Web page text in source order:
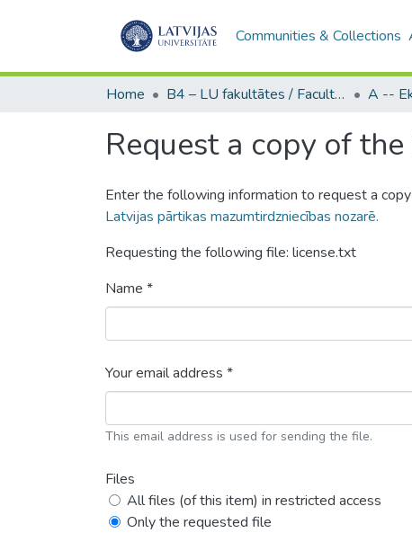
Communities & Collections
Home B4 – LU fakultātes / Faculties of the UL
Request a copy of
Enter the following information to request a
Latvijas pārtikas mazumtirdzniecības nozarē.
Requesting the following file: license.txt
Name *
Your email address *
This email address is used for sending the file.
Files
All files (of this item) in restricted access
Only the requested file